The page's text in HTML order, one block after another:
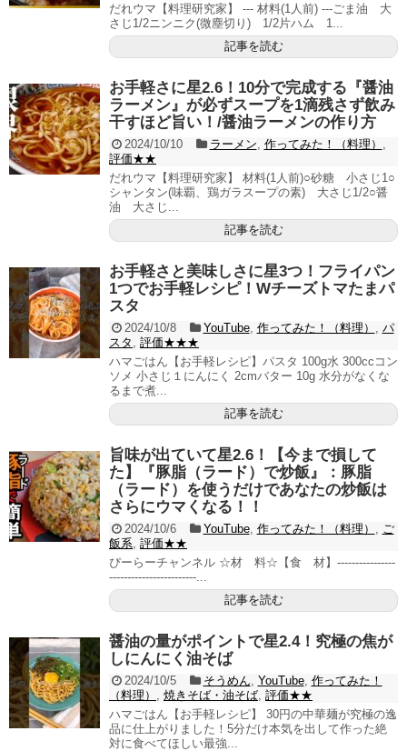
だれウマ【料理研究家】 --- 材料(1人前) ---ごま油 大
さじ1/2ニンニク(微塵切り) 1/2片ハム 1...
記事を読む
お手軽さに星2.6！10分で完成する『醤油
ラーメン』が必ずスープを1滴残さず飲み
干すほど旨い！/醤油ラーメンの作り方
2024/10/10 ラーメン 作ってみた！（料理）
評価★★
だれウマ【料理研究家】 材料(1人前)○砂糖 小さじ1○
シャンタン(味覇、鶏ガラスープの素) 大さじ1/2○醤
油 大さじ...
記事を読む
お手軽さと美味しさに星3つ！フライパン
1つでお手軽レシピ！Wチーズトマたまパ
スタ
2024/10/8 YouTube, 作ってみた！（料理）
パ
スタ
評価★★★
ハマごはん【お手軽レシピ】パスタ 100g水 300ccコン
ソメ 小さじ１にんにく 2cmバター 10g 水分がなくな
るまで煮...
記事を読む
旨味が出ていて星2.6！【今まで損して
た】『豚脂（ラード）で炒飯』：豚脂
（ラード）を使うだけであなたの炒飯は
さらにウマくなる！！
2024/10/6 YouTube, 作ってみた！（料理）
ご
飯系 評価★★
ぴーらーチャンネル ☆材 料☆【食 材】----------------
------------------------...
記事を読む
醤油の量がポイントで星2.4！究極の焦が
しにんにく油そば
2024/10/5 そうめん YouTube, 作ってみた！
（料理）
焼きそば・油そば 評価★★
ハマごはん【お手軽レシピ】 30円の中華麺が究極の逸
品に仕上がりました！5分だけ本気を出して作った絶
対に食べてほしい最強...